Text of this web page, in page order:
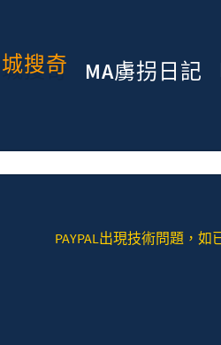
搜奇 MA虜拐日記
PAYPAL出現技術問題，如已付